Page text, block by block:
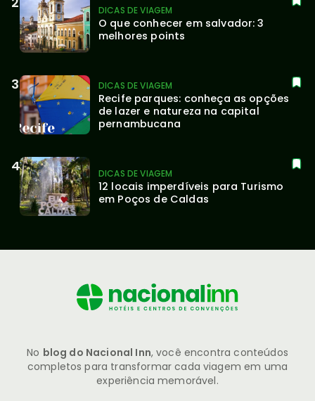
DICAS DE VIAGEM
O que conhecer em salvador: 3
melhores points
DICAS DE VIAGEM
Recife parques: conheça as opções
de lazer e natureza na capital
pernambucana
DICAS DE VIAGEM
12 locais imperdíveis para Turismo
em Poços de Caldas
No blog do Nacional Inn, você encontra conteúdos
completos para transformar cada viagem em uma
experiência memorável.